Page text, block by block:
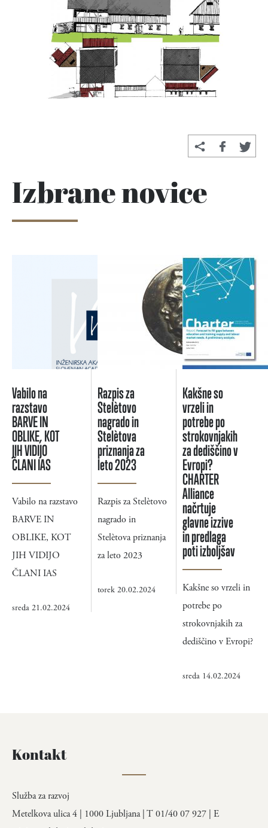
Izbrane novice
Vabilo na
razstavo
BARVE IN
OBLIKE, KOT
JIH VIDIJO
ČLANI IAS
Vabilo na razstavo
BARVE IN
OBLIKE, KOT
JIH VIDIJO
ČLANI IAS
sreda 21.02.2024
Razpis za
Stelètovo
nagrado in
Stelètova
priznanja za
leto 2023
Razpis za Stelètovo
nagrado in
Stelètova priznanja
za leto 2023
torek 20.02.2024
Kakšne so
vrzeli in
potrebe po
strokovnjakih
za dediščino v
Evropi?
CHARTER
Alliance
načrtuje
glavne izzive
in predlaga
poti izboljšav
Kakšne so vrzeli in
potrebe po
strokovnjakih za
dediščino v Evropi?
sreda 14.02.2024
Kontakt
Služba za razvoj
Metelkova ulica 4 | 1000 Ljubljana | T 01/40 07 927 | E